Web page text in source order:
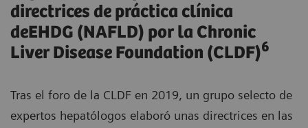
directrices de práctica clínica
deEHDG (NAFLD) por la Chronic
Liver Disease Foundation (CLDF)6
Tras el foro de la CLDF en 2019, un grupo selecto de
expertos hepatólogos elaboró unas directrices en las